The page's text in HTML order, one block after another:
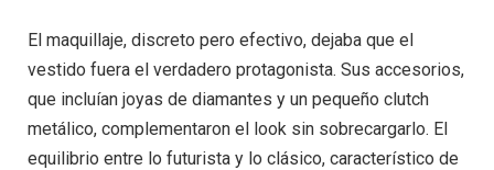
El maquillaje, discreto pero efectivo, dejaba que el
vestido fuera el verdadero protagonista. Sus accesorios,
que incluían joyas de diamantes y un pequeño clutch
metálico, complementaron el look sin sobrecargarlo. El
equilibrio entre lo futurista y lo clásico, característico de